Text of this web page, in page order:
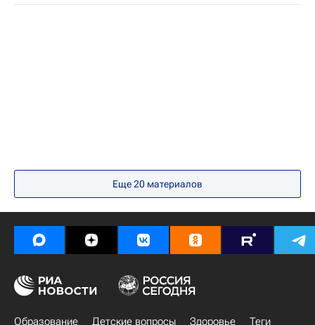
Весь мир
Правительство РФ
Еще 20 материалов
Образование Детские вопросы Здоровье
Теги